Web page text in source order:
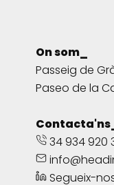
On som_
Passeig de
Paseo de la
Contacta'ns_
34 934 920
Segueix-